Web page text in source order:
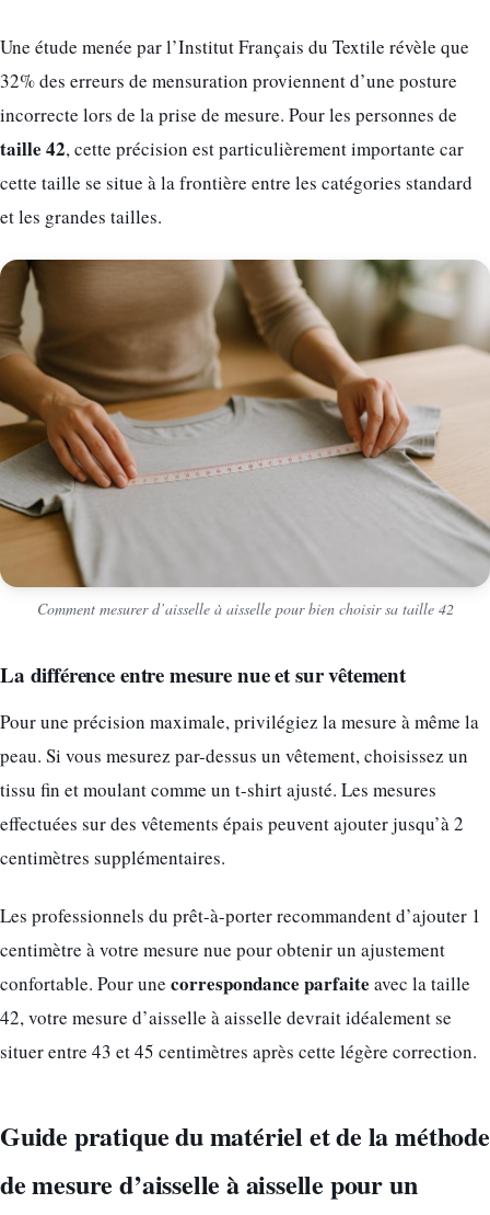
Une étude menée par l’Institut Français du Textile révèle que
32% des erreurs de mensuration proviennent d’une posture
incorrecte lors de la prise de mesure. Pour les personnes de
taille 42, cette précision est particulièrement importante car
cette taille se situe à la frontière entre les catégories standard
et les grandes tailles.
Comment mesurer d’aisselle à aisselle pour bien choisir sa taille 42
La différence entre mesure nue et sur vêtement
Pour une précision maximale, privilégiez la mesure à même la
peau. Si vous mesurez par-dessus un vêtement, choisissez un
tissu fin et moulant comme un t-shirt ajusté. Les mesures
effectuées sur des vêtements épais peuvent ajouter jusqu’à 2
centimètres supplémentaires.
Les professionnels du prêt-à-porter recommandent d’ajouter 1
centimètre à votre mesure nue pour obtenir un ajustement
confortable. Pour une correspondance parfaite avec la taille
42, votre mesure d’aisselle à aisselle devrait idéalement se
situer entre 43 et 45 centimètres après cette légère correction.
Guide pratique du matériel et de la méthode
de mesure d’aisselle à aisselle pour un